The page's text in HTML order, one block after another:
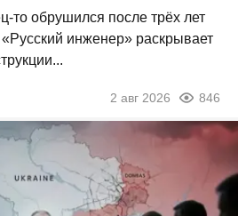
то обрушился после трёх лет
инженер» раскрывает
2 авг 2026 846